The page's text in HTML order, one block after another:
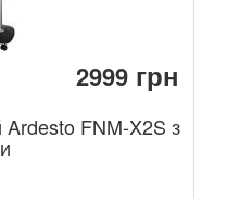
2999 грн
Ardesto FNM-X2S з